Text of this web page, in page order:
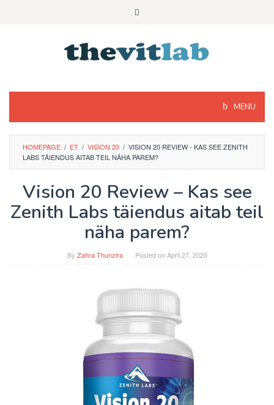
MENU
HOMEPAGE / ET / VISION 20 / VISION 20 REVIEW - KAS SEE ZENITH
LABS TÄIENDUS AITAB TEIL NÄHA PAREM?
Vision 20 Review – Kas see
Zenith Labs täiendus aitab teil
näha parem?
By Zahra Thunzira Posted onApril 27, 2020